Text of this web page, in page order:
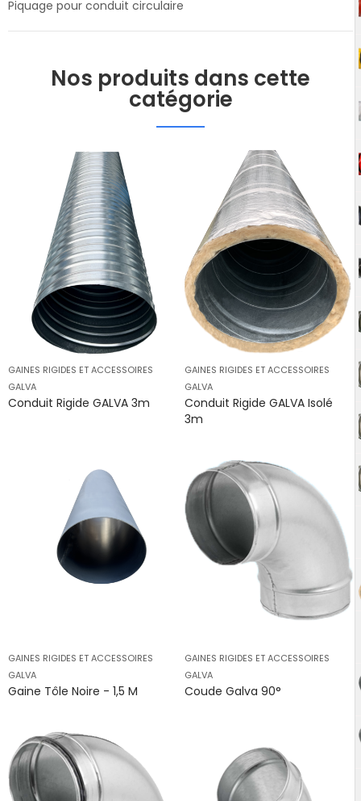
Piquage pour conduit circulaire
Nos produits dans cette
catégorie
GAINES RIGIDES ET ACCESSOIRES
GALVA
Conduit Rigide GALVA 3m
GAINES RIGIDES ET ACCESSOIRES
GALVA
Conduit Rigide GALVA Isolé
3m
GAINES RIGIDES ET ACCESSOIRES
GALVA
Gaine Tôle Noire - 1,5 M
GAINES RIGIDES ET ACCESSOIRES
GALVA
Coude Galva 90°